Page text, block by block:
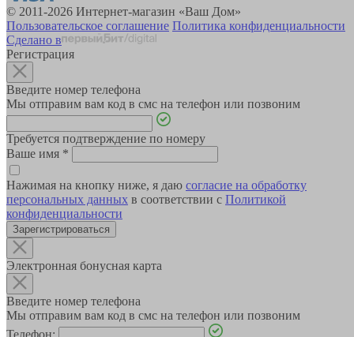
© 2011-2026 Интернет-магазин «Ваш Дом»
Пользовательское соглашение Политика конфиденциальности
Сделано в
Регистрация
Введите номер телефона
Мы отправим вам код в смс на телефон или позвоним
Требуется подтверждение по номеру
Ваше имя *
Нажимая на кнопку ниже, я даю согласие на обработку
персональных данных в соответствии с Политикой
конфиденциальности
Зарегистрироваться
Электронная бонусная карта
Введите номер телефона
Мы отправим вам код в смс на телефон или позвоним